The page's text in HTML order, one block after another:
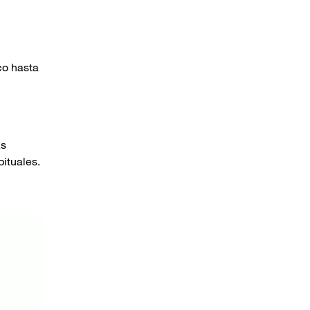
hasta